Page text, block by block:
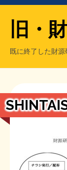
【国の、本当の】
もっと知りたい方へ
旧・
既に終了した財
旧・財源研究室に
チラシ発行部数
旧・財研出版につ